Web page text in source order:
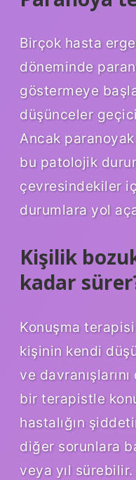
Birçok hasta
döneminde
göstermeye
düşünceler
Ancak
bu patolojik
çevresindekiler
durumlara yol
Kişilik
kadar
Konuşma
kişinin kendi
ve
bir terapistle
hastalığın
diğer sorunlara
veya yıl sürebilir.